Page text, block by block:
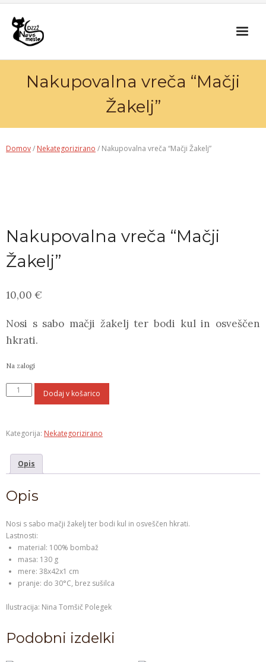
Skip
content
Nakupovalna vreča “Mačji
Žakelj”
Domov/ Nekategorizirano / Nakupovalna vreča “Mačji Žakelj”
Nakupovalna vreča “Mačji
Žakelj”
10,00 €
Nosi s sabo mačji žakelj ter bodi kul in osveščen
hkrati.
Na zalogi
Nakupovalna
vreča
količina
Dodaj v košarico
Kategorija: Nekategorizirano
Opis
Opis
Nosi s sabo mačji žakelj ter bodi kul in osveščen hkrati.
Lastnosti:
material: 100% bombaž
masa: 130 g
mere: 38x42x1 cm
pranje: do 30°C, brez sušilca
Ilustracija: Nina Tomšič Polegek
Podobni izdelki